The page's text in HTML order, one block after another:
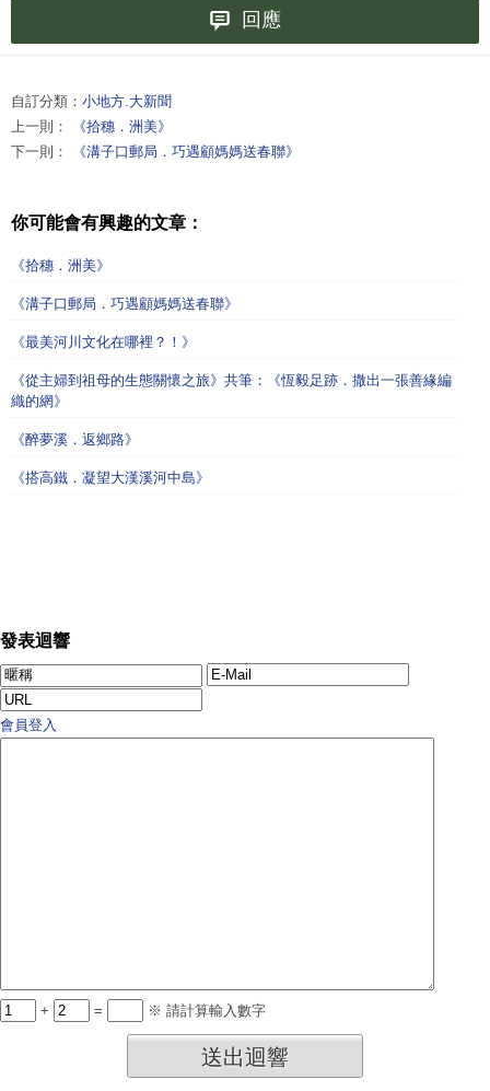
回應
自訂分類： 小地方.大新聞
上一則：
《拾穗．洲美》
下一則：
《溝子口郵局．巧遇顧媽媽送春聯》
你可能會有興趣的文章：
《拾穗．洲美》
《溝子口郵局．巧遇顧媽媽送春聯》
《最美河川文化在哪裡？！》
《從主婦到祖母的生態關懷之旅》共筆：《恆毅足跡．撒出一張善緣編
織的網》
《醉夢溪．返鄉路》
《搭高鐵．凝望大漢溪河中島》
發表迴響
會員登入
+ = ※ 請計算輸入數字
送出迴響